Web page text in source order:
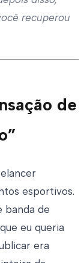
recuperou
de
esportivos.
banda de
eu queria
era